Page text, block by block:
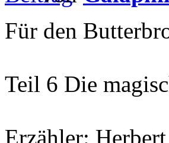
Für den
Teil 6 Die
Erzähler: